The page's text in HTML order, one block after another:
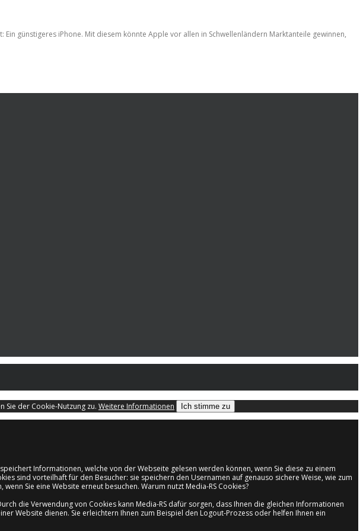
günstigeres iPhone. Mit diesem könnte Apple vor allen in Schwellenländern Marktanteile gewinnen,
Sie der Cookie-Nutzung zu. Weitere Informationen Ich stimme zu
Informationen, welche von der Webseite gelesen werden können, wenn Sie diese zu einem
sind vorteilhaft für den Besucher: sie speichern den Usernamen auf genauso sichere Weise, wie zum
Sie eine Website erneut besuchen. Warum nutzt Media-RS Cookies?
die Verwendung von Cookies kann Media-RS dafür sorgen, dass Ihnen die gleichen Informationen
Website dienen. Sie erleichtern Ihnen zum Beispiel den Logout-Prozess oder helfen Ihnen ein